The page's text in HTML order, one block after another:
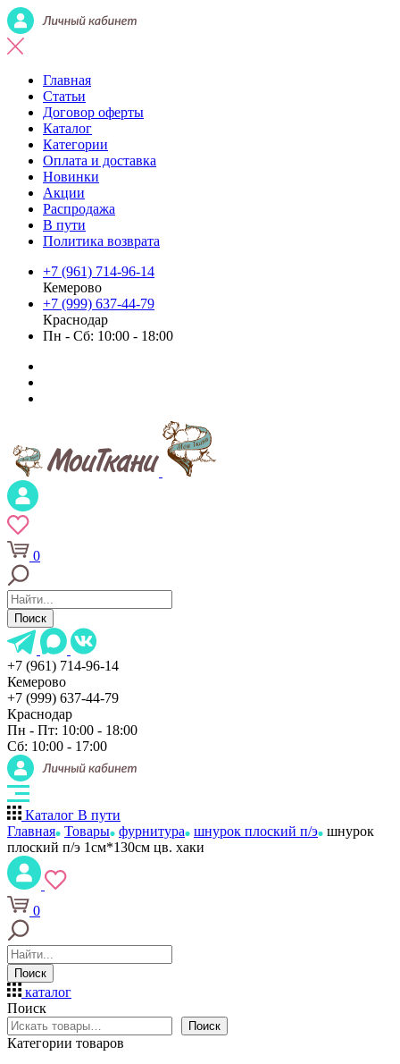
Главная
Статьи
Договор оферты
Каталог
Категории
Оплата и доставка
Новинки
Акции
Распродажа
В пути
Политика возврата
+7 (961) 714-96-14
Кемерово
+7 (999) 637-44-79
Краснодар
Пн - Сб: 10:00 - 18:00
0
Поиск
+7 (961) 714-96-14
Кемерово
+7 (999) 637-44-79
Краснодар
Пн - Пт: 10:00 - 18:00
Сб: 10:00 - 17:00
Каталог В пути
Главная Товары фурнитура шнурок плоский п/э шнурок
плоский п/э 1см*130см цв. хаки
0
Поиск
каталог
Поиск
Поиск
Категории товаров